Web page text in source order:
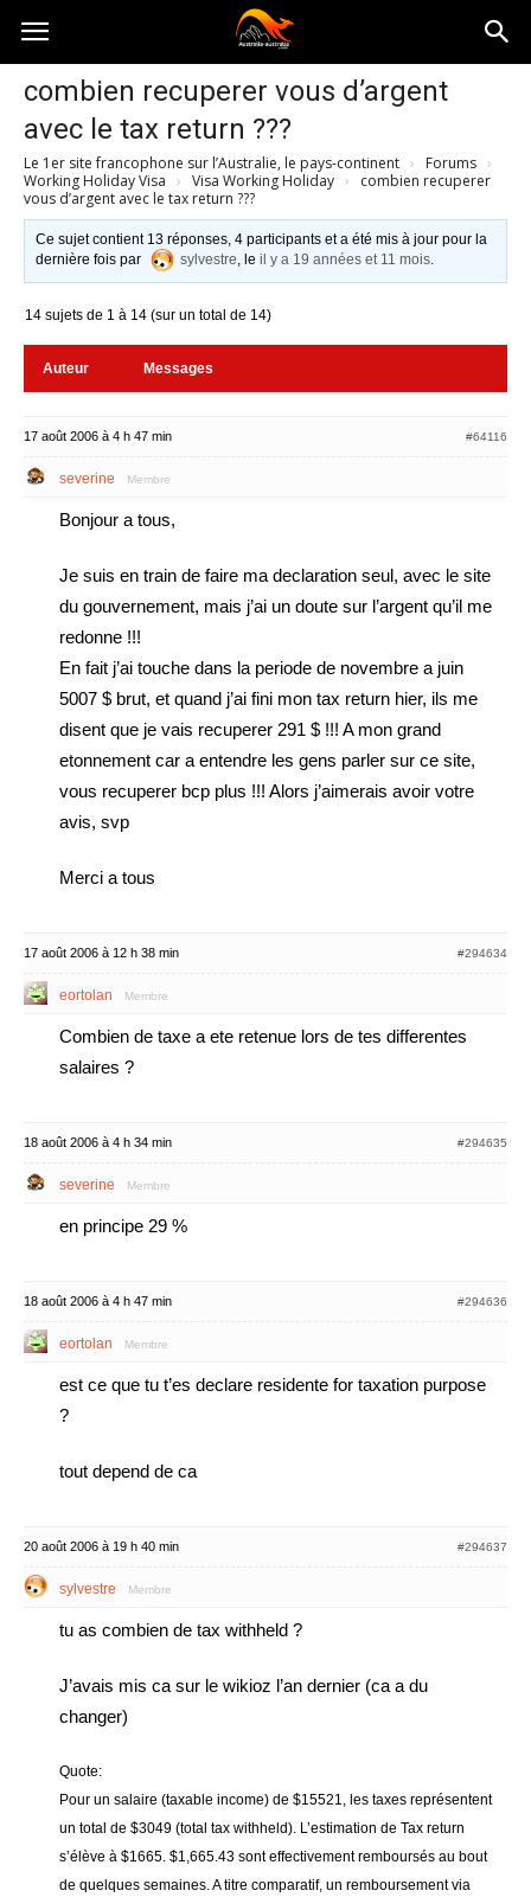
Australia-
australie.com
combien recuperer vous d’argent
avec le tax return ???
Le 1er site francophone sur l’Australie, le pays-continent › Forums ›
Working Holiday Visa › Visa Working Holiday ›
combien recuperer
vous d’argent avec le tax return ???
Ce sujet contient 13 réponses, 4 participants et a été mis à jour pour la
dernière fois par
sylvestre, leil y a 19 années et 11 mois.
14 sujets de 1 à 14 (sur un total de 14)
Auteur Messages
17 août 2006 à 4 h 47 min #64116
severine Membre
Bonjour a tous,
Je suis en train de faire ma declaration seul, avec le site
du gouvernement, mais j’ai un doute sur l’argent qu’il me
redonne !!!
En fait j’ai touche dans la periode de novembre a juin
5007 $ brut, et quand j’ai fini mon tax return hier, ils me
disent que je vais recuperer 291 $ !!! A mon grand
etonnement car a entendre les gens parler sur ce site,
vous recuperer bcp plus !!! Alors j’aimerais avoir votre
avis, svp
Merci a tous
17 août 2006 à 12 h 38 min #294634
eortolan Membre
Combien de taxe a ete retenue lors de tes differentes
salaires ?
18 août 2006 à 4 h 34 min #294635
severine Membre
en principe 29 %
18 août 2006 à 4 h 47 min #294636
eortolan Membre
est ce que tu t’es declare residente for taxation purpose
?
tout depend de ca
20 août 2006 à 19 h 40 min #294637
sylvestre Membre
tu as combien de tax withheld ?
J’avais mis ca sur le wikioz l’an dernier (ca a du
changer)
Quote:
Pour un salaire (taxable income) de $15521, les taxes représentent
un total de $3049 (total tax withheld). L’estimation de Tax return
s’élève à $1665. $1,665.43 sont effectivement remboursés au bout
de quelques semaines. A titre comparatif, un remboursement via